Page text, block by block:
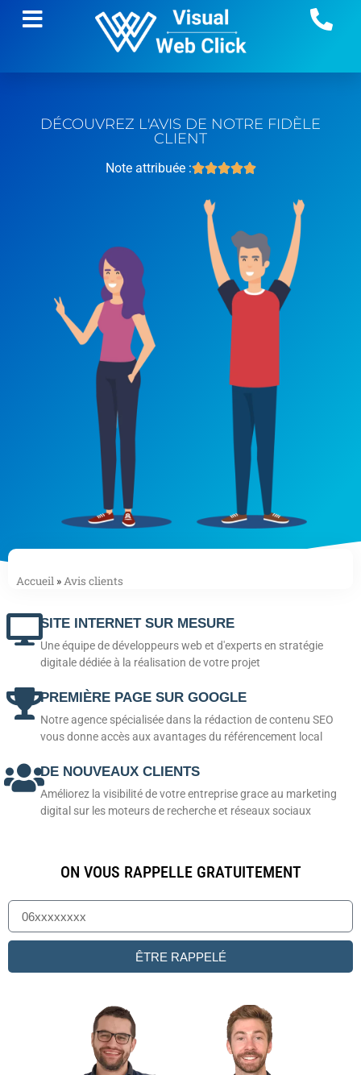
DÉCOUVREZ L'AVIS DE NOTRE FIDÈLE
CLIENT
Note attribuée :
Accueil »Avis clients
SITE INTERNET SUR MESURE
Une équipe de développeurs web et d'experts en stratégie
digitale dédiée à la réalisation de votre projet
PREMIÈRE PAGE SUR GOOGLE
Notre agence spécialisée dans la rédaction de contenu SEO
vous donne accès aux avantages du référencement local
DE NOUVEAUX CLIENTS
Améliorez la visibilité de votre entreprise grace au marketing
digital sur les moteurs de recherche et réseaux sociaux
ON VOUS RAPPELLE GRATUITEMENT
ÊTRE RAPPELÉ